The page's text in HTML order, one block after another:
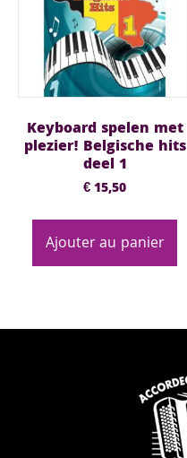
Keyboard spelen met
plezier! Belgische hits
deel 1
€15,50
Ajouter au panier